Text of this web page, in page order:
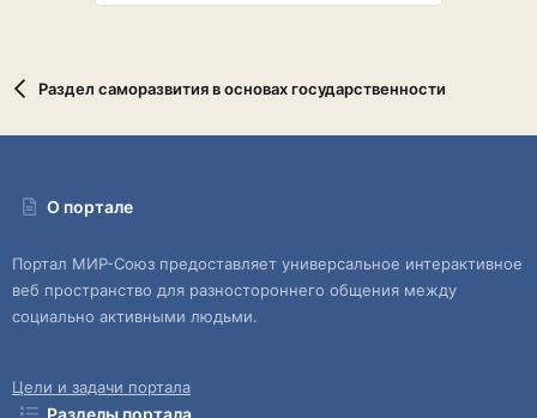
Раздел саморазвития в основах государственности
О портале
Портал МИР-Союз предоставляет универсальное интерактивное
веб пространство для разностороннего общения между
социально активными людьми.
Цели и задачи портала
Разделы портала